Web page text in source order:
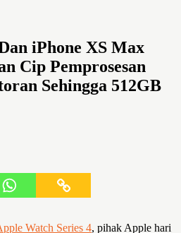
iPhone XS Max
Cip Pemprosesan
Sehingga 512GB
Watch Series 4, pihak Apple hari